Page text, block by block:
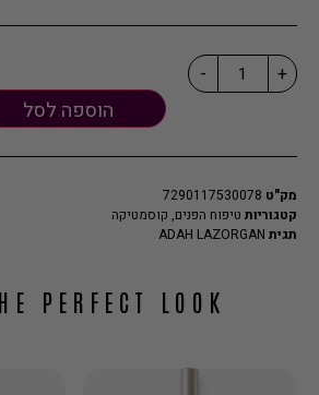
- +
הוספה לסל
מק"ט 7290117530078
קטגוריות טיפוח הפנים, קוסמטיקה
תגית ADAH LAZORGAN
PERFECT LOOK